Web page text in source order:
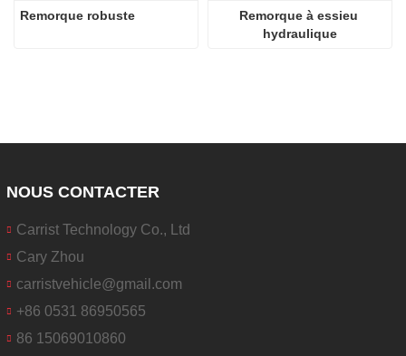
Remorque robuste
Remorque à essieu
hydraulique
NOUS CONTACTER
Carrist Technology Co., Ltd
Cary Zhou
carristvehicle@gmail.com
+86 0531 86950565
86 15069010860